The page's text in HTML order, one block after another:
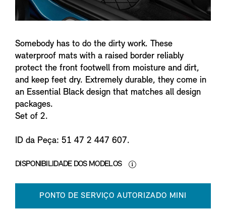
Somebody has to do the dirty work. These
waterproof mats with a raised border reliably
protect the front footwell from moisture and dirt,
and keep feet dry. Extremely durable, they come in
an Essential Black design that matches all design
packages.
Set of 2.
ID da Peça: 51 47 2 447 607.
DISPONIBILIDADE DOS MODELOS
PONTO DE SERVIÇO AUTORIZADO MINI